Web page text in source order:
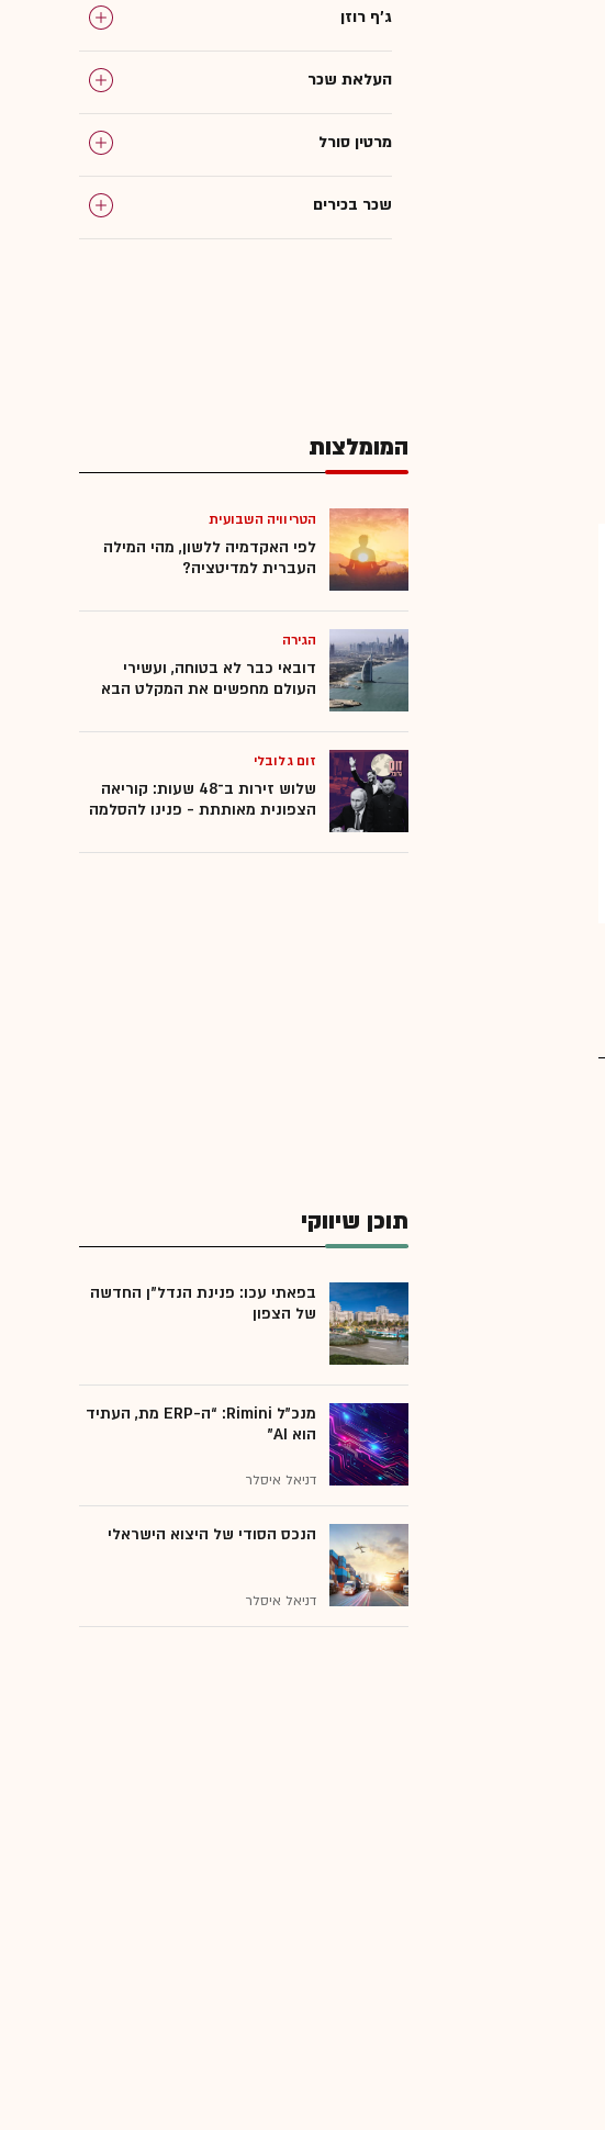
ג'ף רוזן
העלאת שכר
מרטין סורל
שכר בכירים
המומלצות
הטריוויה השבועית
לפי האקדמיה ללשון, מהי המילה
העברית למדיטציה?
הגירה
דובאי כבר לא בטוחה, ועשירי
העולם מחפשים את המקלט הבא
זום גלובלי
שלוש זירות ב־48 שעות: קוריאה
הצפונית מאותתת - פנינו להסלמה
תוכן שיווקי
בפאתי עכו: פנינת הנדל"ן החדשה
של הצפון
מנכ״ל Rimini: “ה-ERP מת, העתיד
הוא AI"
דניאל איסלר
הנכס הסודי של היצוא הישראלי
דניאל איסלר